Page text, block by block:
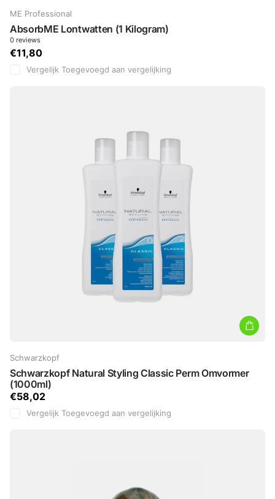
ME Professional
AbsorbME Lontwatten (1 Kilogram)
0 reviews
€11,80
Vergelijk Toegevoegd aan vergelijking
Schwarzkopf
Schwarzkopf Natural Styling Classic Perm Omvormer
(1000ml)
€58,02
Vergelijk Toegevoegd aan vergelijking